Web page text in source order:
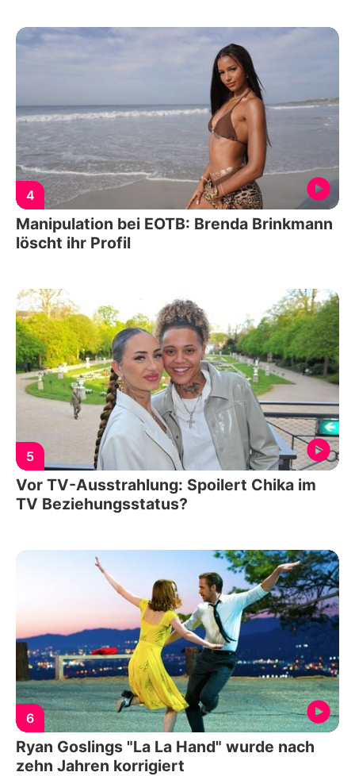
4
Manipulation bei EOTB: Brenda Brinkmann
löscht ihr Profil
5
Vor TV-Ausstrahlung: Spoilert Chika im
TV Beziehungsstatus?
6
Ryan Goslings "La La Hand" wurde nach
zehn Jahren korrigiert